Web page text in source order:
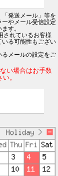
発送メール」等を
やメール受信設定
す。
されているお客様
る可能性もござい
メールの設定をご
い場合はお手数
。